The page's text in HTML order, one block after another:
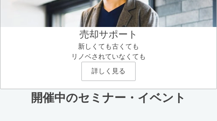
売却サポート
新しくても古くても
リノベされていなくても
詳しく見る
開催中のセミナー・イベント